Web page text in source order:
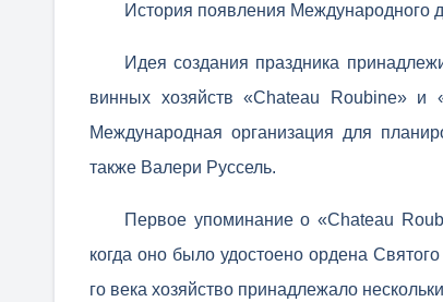
История появления Международного
Идея создания праздника
винных хозяйств «Chateau Roubine»
Международная организация для
также Валери Руссель.
Первое упоминание о «Chateau
когда оно было удостоено ордена
го века хозяйство принадлежало